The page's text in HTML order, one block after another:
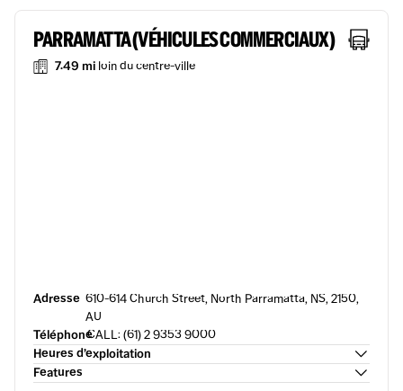
PARRAMATTA (VÉHICULES COMMERCIAUX)
7.49 mi loin du centre-ville
Adresse 610-614 Church Street, North Parramatta, NS, 2150,
AU
TéléphoneCALL: (61) 2 9353 9000
Heures d’exploitation
Features